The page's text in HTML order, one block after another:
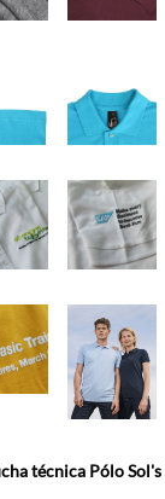
técnica Pólo